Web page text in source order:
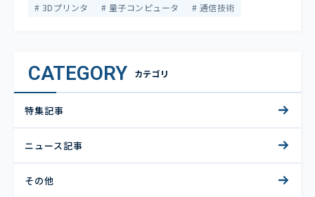
3Dプリンタ
量子コンピュータ 通信技術
CATEGORY カテゴリ
特集記事
ニュース記事
その他